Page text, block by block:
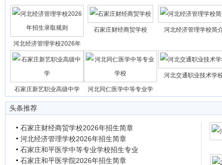
河北经济管理学校2026年
石家庄财经商贸学校 河北经济管理学校简
石家庄新艺职业高级中学 河北同仁医学中等专业学
河北交通职业技术学
头条推荐
石家庄财经商贸学校2026年招生简章
河北经济管理学校2026年招生简章
石家庄和平医学中等专业学校招生专业
石家庄和平医学院2026年招生简章